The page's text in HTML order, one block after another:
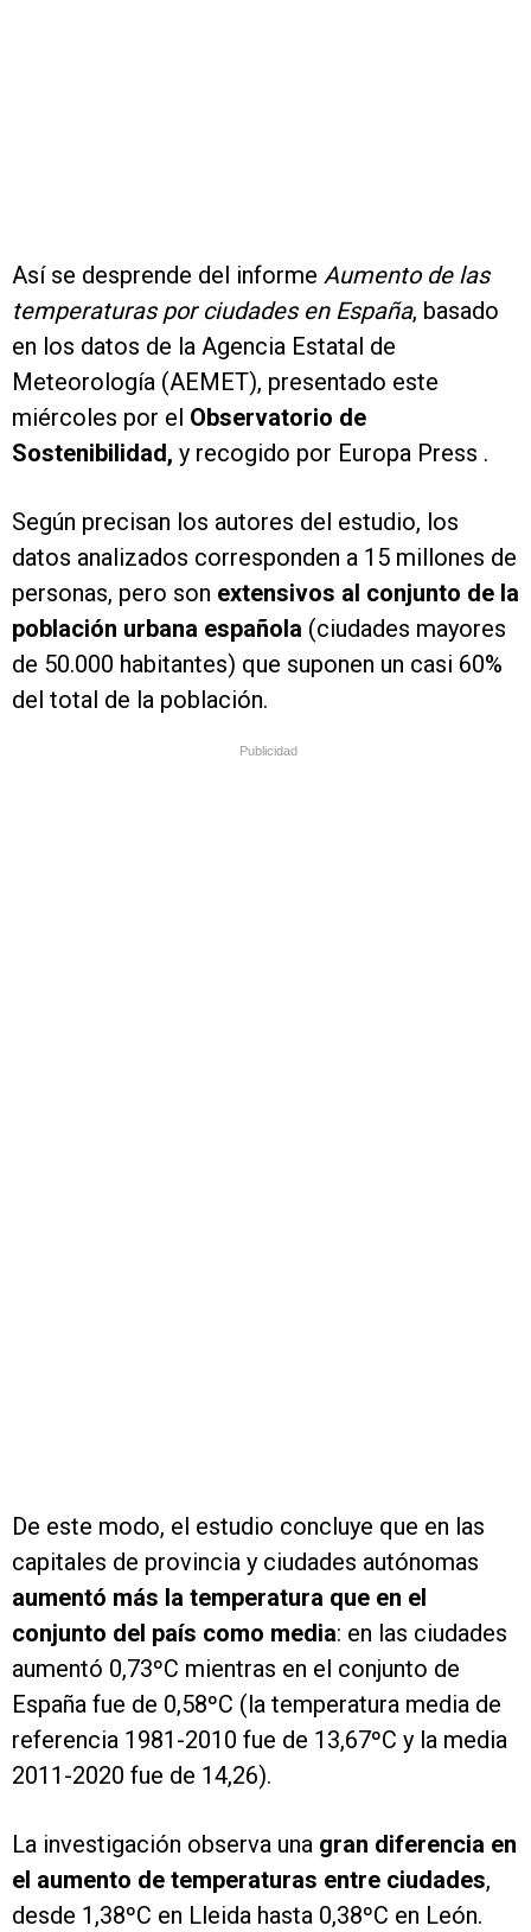
Así se desprende del informe Aumento de las
temperaturas por ciudades en España, basado
en los datos de la Agencia Estatal de
Meteorología (AEMET), presentado este
miércoles por el Observatorio de
Sostenibilidad, y recogido por Europa Press .
Según precisan los autores del estudio, los
datos analizados corresponden a 15 millones de
personas, pero son extensivos al conjunto de la
población urbana española (ciudades mayores
de 50.000 habitantes) que suponen un casi 60%
del total de la población.
Publicidad
De este modo, el estudio concluye que en las
capitales de provincia y ciudades autónomas
aumentó más la temperatura que en el
conjunto del país como media: en las ciudades
aumentó 0,73ºC mientras en el conjunto de
España fue de 0,58ºC (la temperatura media de
referencia 1981-2010 fue de 13,67ºC y la media
2011-2020 fue de 14,26).
La investigación observa una gran diferencia en
el aumento de temperaturas entre ciudades,
desde 1,38ºC en Lleida hasta 0,38ºC en León.